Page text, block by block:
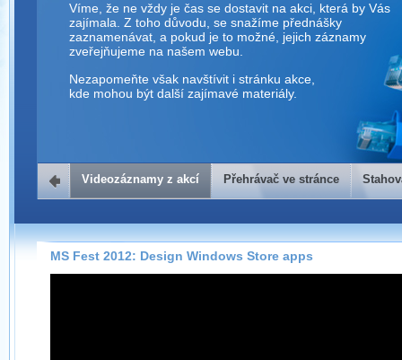
Víme, že ne vždy je čas se dostavit na akci, která by Vás
zajímala. Z toho důvodu, se snažíme přednášky
zaznamenávat, a pokud je to možné, jejich záznamy
zveřejňujeme na našem webu.
Nezapomeňte však navštívit i stránku akce,
kde mohou být další zajímavé materiály.
Přehrávač ve stránce
Záznamy na našem webu můžete pohodlně sledovat
přímo na stránce s využitím našehoHTML 5nebo
Silverlightpřehrávače.
Videozáznamy z akcí Přehrávač ve stránce
MS Fest 2012: Design Windows Store apps